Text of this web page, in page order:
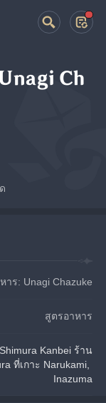
Ch
าร: Unagi Chazuke
สูตรอาหาร
Kanbei ร้าน
ที่เกาะ Narukami,
Inazuma